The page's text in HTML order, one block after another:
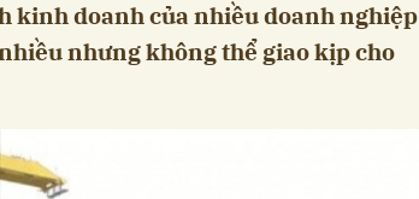
kinh doanh của nhiều doanh nghiệp
nhưng không thể giao kịp cho